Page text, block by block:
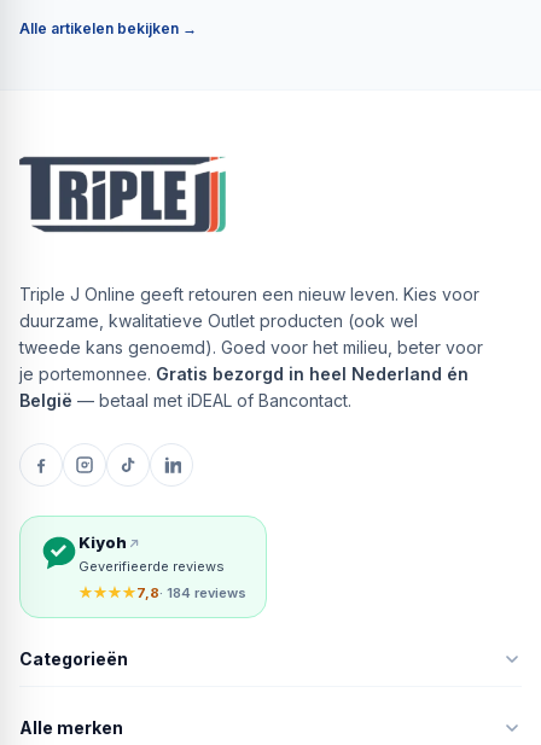
Alle artikelen bekijken →
Triple J Online geeft retouren een nieuw leven. Kies voor
duurzame, kwalitatieve Outlet producten (ook wel
tweede kans genoemd). Goed voor het milieu, beter voor
je portemonnee. Gratis bezorgd in heel Nederland én
België — betaal met iDEAL of Bancontact.
Kiyoh
Geverifieerde reviews
★★★★7,8· 184 reviews
Categorieën
Alle merken